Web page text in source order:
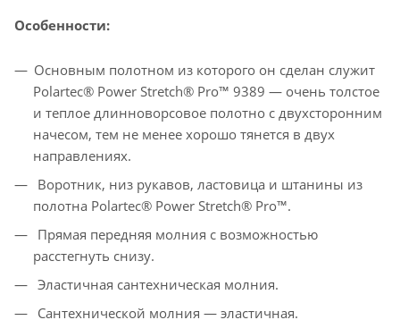
Особенности:
Основным полотном из которого он сделан служит
Polartec® Power Stretch® Pro™ 9389 — очень толстое
и теплое длинноворсовое полотно с двухсторонним
начесом, тем не менее хорошо тянется в двух
направлениях.
Воротник, низ рукавов, ластовица и штанины из
полотна Polartec® Power Stretch® Pro™.
Прямая передняя молния с возможностью
расстегнуть снизу.
Эластичная сантехническая молния.
Сантехнической молния — эластичная.